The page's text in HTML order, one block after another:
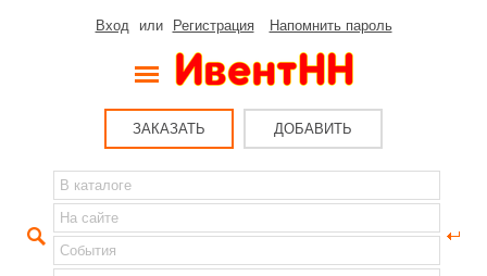
Вход или Регистрация Напомнить пароль
ЗАКАЗАТЬ ДОБАВИТЬ